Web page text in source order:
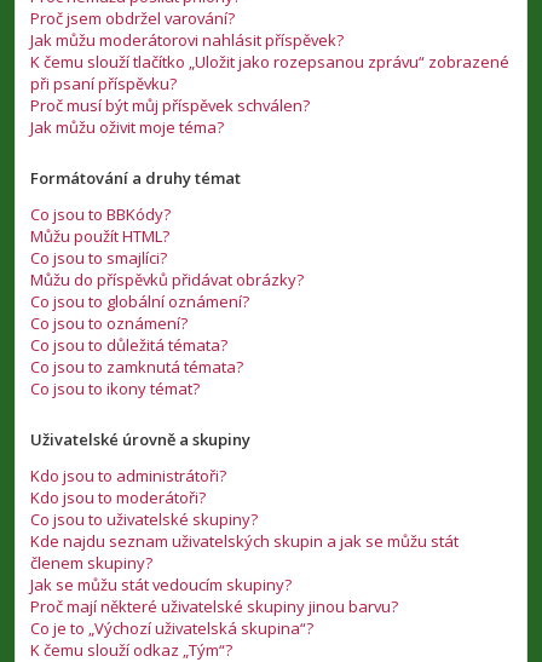
Proč jsem obdržel varování?
Jak můžu moderátorovi nahlásit příspěvek?
K čemu slouží tlačítko „Uložit jako rozepsanou zprávu“ zobrazené
při psaní příspěvku?
Proč musí být můj příspěvek schválen?
Jak můžu oživit moje téma?
Formátování a druhy témat
Co jsou to BBKódy?
Můžu použít HTML?
Co jsou to smajlíci?
Můžu do příspěvků přidávat obrázky?
Co jsou to globální oznámení?
Co jsou to oznámení?
Co jsou to důležitá témata?
Co jsou to zamknutá témata?
Co jsou to ikony témat?
Uživatelské úrovně a skupiny
Kdo jsou to administrátoři?
Kdo jsou to moderátoři?
Co jsou to uživatelské skupiny?
Kde najdu seznam uživatelských skupin a jak se můžu stát
členem skupiny?
Jak se můžu stát vedoucím skupiny?
Proč mají některé uživatelské skupiny jinou barvu?
Co je to „Výchozí uživatelská skupina“?
K čemu slouží odkaz „Tým“?